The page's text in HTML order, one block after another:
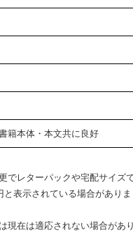
籍本体・本文共に良好
でレターパックや宅配サイズ
と表示されている場合がありま
現在は適応されない場合があ